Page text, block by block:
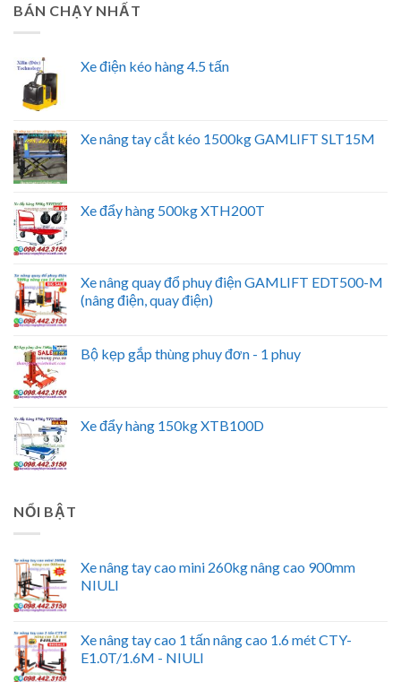
BÁN CHẠY NHẤT
Xe điện kéo hàng 4.5 tấn
Xe nâng tay cắt kéo 1500kg GAMLIFT SLT15M
Xe đẩy hàng 500kg XTH200T
Xe nâng quay đổ phuy điện GAMLIFT EDT500-M
(nâng điện, quay điện)
Bộ kẹp gắp thùng phuy đơn - 1 phuy
Xe đẩy hàng 150kg XTB100D
NỔI BẬT
Xe nâng tay cao mini 260kg nâng cao 900mm
NIULI
Xe nâng tay cao 1 tấn nâng cao 1.6 mét CTY-
E1.0T/1.6M - NIULI